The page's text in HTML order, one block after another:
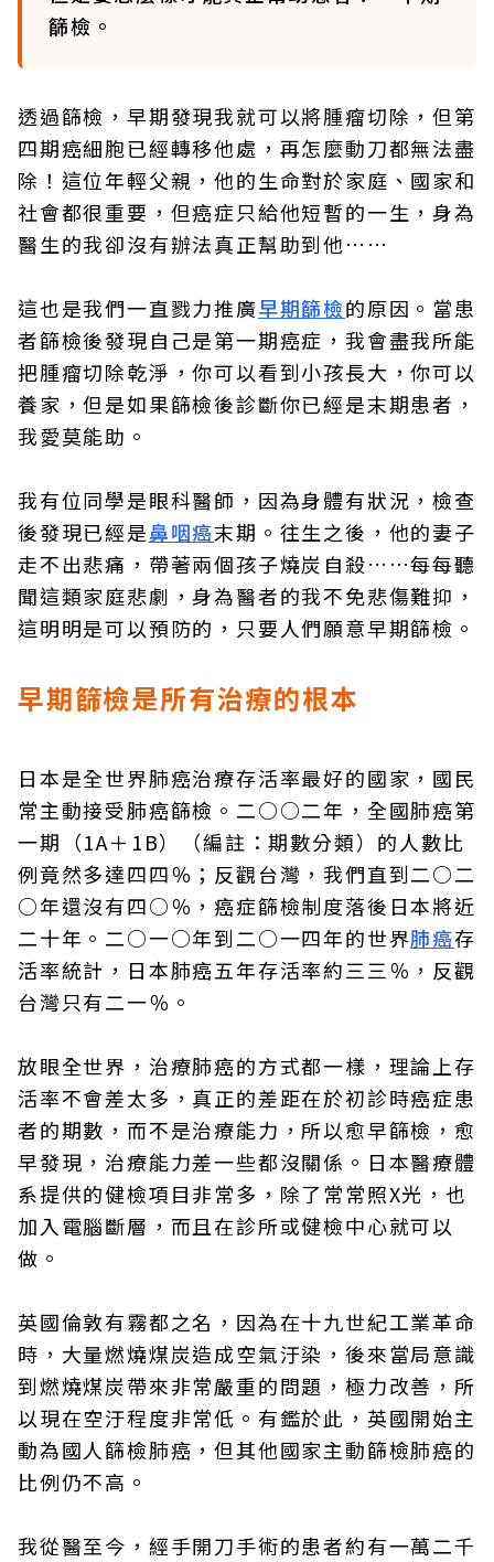
篩檢。
透過篩檢，早期發現我就可以將腫瘤切除，但第
四期癌細胞已經轉移他處，再怎麼動刀都無法盡
除！這位年輕父親，他的生命對於家庭、國家和
社會都很重要，但癌症只給他短暫的一生，身為
醫生的我卻沒有辦法真正幫助到他……
這也是我們一直戮力推廣早期篩檢的原因。當患
者篩檢後發現自己是第一期癌症，我會盡我所能
把腫瘤切除乾淨，你可以看到小孩長大，你可以
養家，但是如果篩檢後診斷你已經是末期患者，
我愛莫能助。
我有位同學是眼科醫師，因為身體有狀況，檢查
後發現已經是鼻咽癌末期。往生之後，他的妻子
走不出悲痛，帶著兩個孩子燒炭自殺……每每聽
聞這類家庭悲劇，身為醫者的我不免悲傷難抑，
這明明是可以預防的，只要人們願意早期篩檢。
早期篩檢是所有治療的根本
日本是全世界肺癌治療存活率最好的國家，國民
常主動接受肺癌篩檢。二○○二年，全國肺癌第
一期（1A＋1B）（編註：期數分類）的人數比
例竟然多達四四％；反觀台灣，我們直到二○二
○年還沒有四○％，癌症篩檢制度落後日本將近
二十年。二○一○年到二○一四年的世界肺癌存
活率統計，日本肺癌五年存活率約三三％，反觀
台灣只有二一％。
放眼全世界，治療肺癌的方式都一樣，理論上存
活率不會差太多，真正的差距在於初診時癌症患
者的期數，而不是治療能力，所以愈早篩檢，愈
早發現，治療能力差一些都沒關係。日本醫療體
系提供的健檢項目非常多，除了常常照X光，也
加入電腦斷層，而且在診所或健檢中心就可以
做。
英國倫敦有霧都之名，因為在十九世紀工業革命
時，大量燃燒煤炭造成空氣汙染，後來當局意識
到燃燒煤炭帶來非常嚴重的問題，極力改善，所
以現在空汙程度非常低。有鑑於此，英國開始主
動為國人篩檢肺癌，但其他國家主動篩檢肺癌的
比例仍不高。
我從醫至今，經手開刀手術的患者約有一萬二千